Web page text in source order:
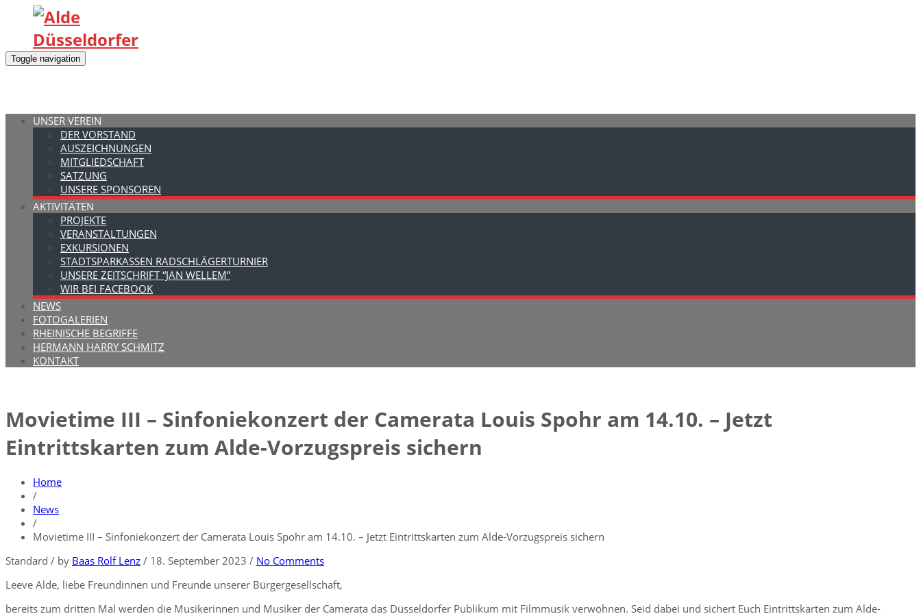
Toggle navigation
UNSER VEREIN
DER VORSTAND
AUSZEICHNUNGEN
MITGLIEDSCHAFT
SATZUNG
UNSERE SPONSOREN
AKTIVITÄTEN
PROJEKTE
VERANSTALTUNGEN
EXKURSIONEN
STADTSPARKASSEN RADSCHLÄGERTURNIER
UNSERE ZEITSCHRIFT “JAN WELLEM”
WIR BEI FACEBOOK
NEWS
FOTOGALERIEN
RHEINISCHE BEGRIFFE
HERMANN HARRY SCHMITZ
KONTAKT
Movietime III – Sinfoniekonzert der Camerata Louis Spohr am 14.10. – Jetzt
Eintrittskarten zum Alde-Vorzugspreis sichern
Home
/
News
/
Movietime III – Sinfoniekonzert der Camerata Louis Spohr am 14.10. – Jetzt Eintrittskarten zum Alde-Vorzugspreis sichern
Standard / by Baas Rolf Lenz / 18. September 2023 / No Comments
Leeve Alde, liebe Freundinnen und Freunde unserer Bürgergesellschaft,
bereits zum dritten Mal werden die Musikerinnen und Musiker der Camerata das Düsseldorfer Publikum mit Filmmusik verwöhnen. Seid dabei und sichert Euch Eintrittskarten zum Alde-